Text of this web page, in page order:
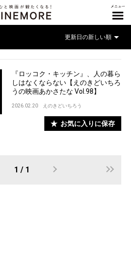
『ロッコク・キッチン』、人の暮ら
しはなくならない【えのきどいちろ
うの映画あかさたな Vol.98】
2026.02.20 えのきどいちろう
お気に入りに保存
1 / 1